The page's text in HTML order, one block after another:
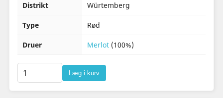
Distrikt Würtemberg
Type Rød
Druer Merlot(100%)
Læg i kurv